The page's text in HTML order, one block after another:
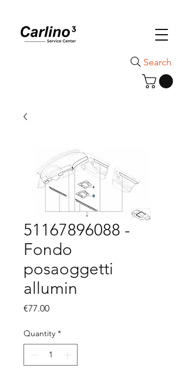
Search
51167896088 -
Fondo
posaoggetti
allumin
€77.00Price
Quantity *